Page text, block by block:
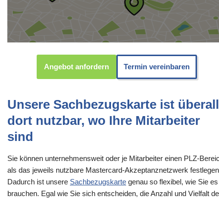
Angebot anfordern Termin vereinbaren
Unsere Sachbezugskarte ist überall
dort nutzbar, wo Ihre Mitarbeiter
sind
Sie können unternehmensweit oder je Mitarbeiter einen PLZ-
als das jeweils nutzbare Mastercard-Akzeptanznetzwerk
Dadurch ist unsere Sachbezugskarte genau so flexibel, wie Sie es
brauchen. Egal wie Sie sich entscheiden, die Anzahl und Vielfalt